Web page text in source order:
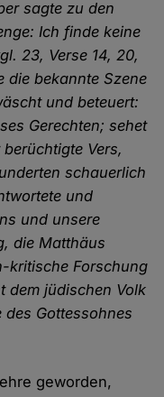
sagte zu den
Ich finde keine
23, Verse 14, 20,
bekannte Szene
und beteuert:
Gerechten; sehet
Vers,
schauerlich
und
und unsere
die Matthäus
kritische Forschung
dem jüdischen Volk
Gottessohnes
geworden,